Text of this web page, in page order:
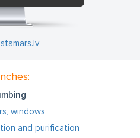
windows
and purification